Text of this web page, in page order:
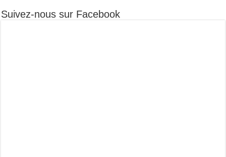
Suivez-nous sur Facebook